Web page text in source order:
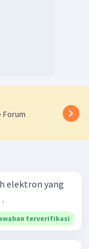
Forum
elektron yang
terverifikasi